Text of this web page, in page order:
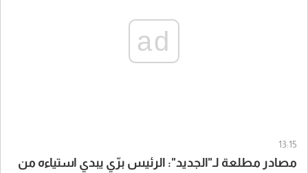
ad
13:15
مصادر مطلعة لـ"الجديد": الرئيس برّي يبدي استياءه من